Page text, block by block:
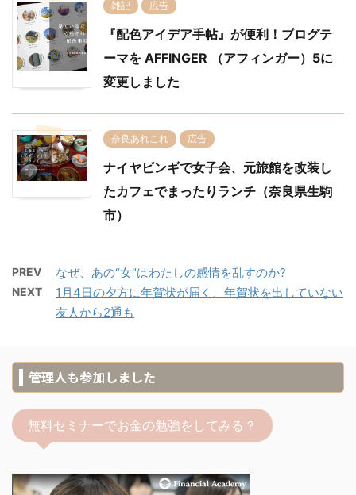
雑記 広告
『配色アイデア手帖』が便利！ブログテ
ーマを AFFINGER （アフィンガー）5に
変更しました
奈良あれこれ 広告
ナイヤビンギで女子会、元旅館を改装し
たカフェでまったりランチ（奈良県生駒
市）
PREV なぜ、あの“女"はわたしの感情を乱すのか?
NEXT
1月4日の夕方に年賀状が届く、年賀状を出していない
友人から2通も
管理人も参加しました
無料セミナーでお金の勉強をしてみる？